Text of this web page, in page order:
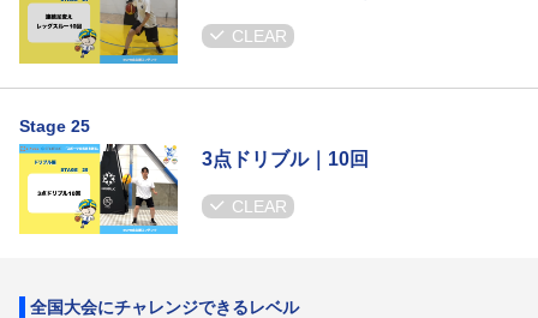
CLEAR
Stage 25
3点ドリブル｜10回
CLEAR
全国大会にチャレンジできるレベル